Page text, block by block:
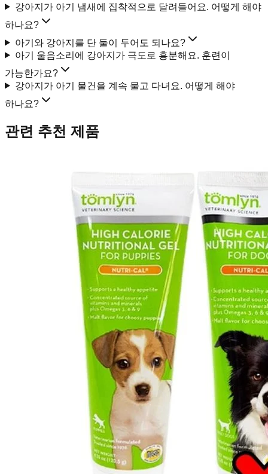
강아지가 아기 냄새에 집착적으로 달려들어요. 어떻게 해야
하나요?
아기와 강아지를 단 둘이 두어도 되나요?
아기 울음소리에 강아지가 극도로 흥분해요. 훈련이
가능한가요?
강아지가 아기 물건을 계속 물고 다녀요. 어떻게 해야
하나요?
관련 추천 제품